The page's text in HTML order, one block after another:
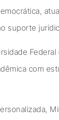
suporte
com